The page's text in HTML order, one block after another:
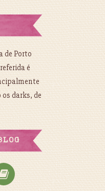
de Porto
é
darks, de